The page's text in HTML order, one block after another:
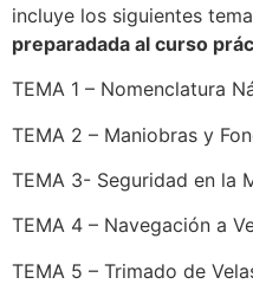
incluye los siguientes
preparadada al curso
TEMA 1 – Nomenclatura
TEMA 2 – Maniobras y
TEMA 3- Seguridad en la
TEMA 4 – Navegación a
TEMA 5 – Trimado de